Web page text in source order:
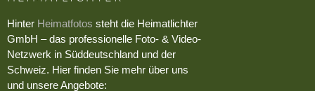
Hinter Heimatfotos steht die Heimatlichter
GmbH – das professionelle Foto- & Video-
Netzwerk in Süddeutschland und der
Schweiz. Hier finden Sie mehr über uns
und unsere Angebote: